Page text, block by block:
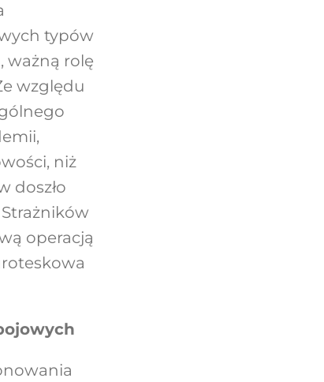
typów
ważną rolę
względu
niż
doszło
operacją